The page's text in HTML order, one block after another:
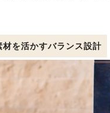
材を活かすバランス設計